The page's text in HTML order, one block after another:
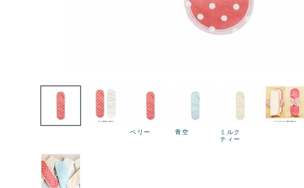
ベリー 青空
ミルク
ティー